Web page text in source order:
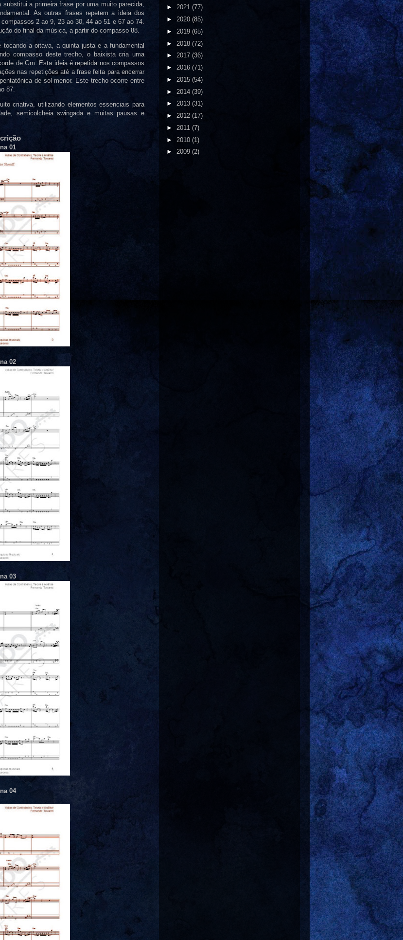
a primeira frase por uma muito parecida,
As outras frases repetem a ideia dos
2 ao 9, 23 ao 30, 44 ao 51 e 67 ao 74.
do final da música, a partir do compasso 88.
a oitava, a quinta justa e a fundamental
compasso deste trecho, o baixista cria uma
de Gm. Esta ideia é repetida nos compassos
nas repetições até a frase feita para encerrar
de sol menor. Este trecho ocorre entre
87.
criativa, utilizando elementos essenciais para
semicolcheia swingada e muitas pausas e
01
02
03
04
► 2021 (77)
► 2020 (85)
► 2019 (65)
► 2018 (72)
► 2017 (36)
► 2016 (71)
► 2015 (54)
► 2014 (39)
► 2013 (31)
► 2012 (17)
► 2011 (7)
► 2010 (1)
► 2009 (2)